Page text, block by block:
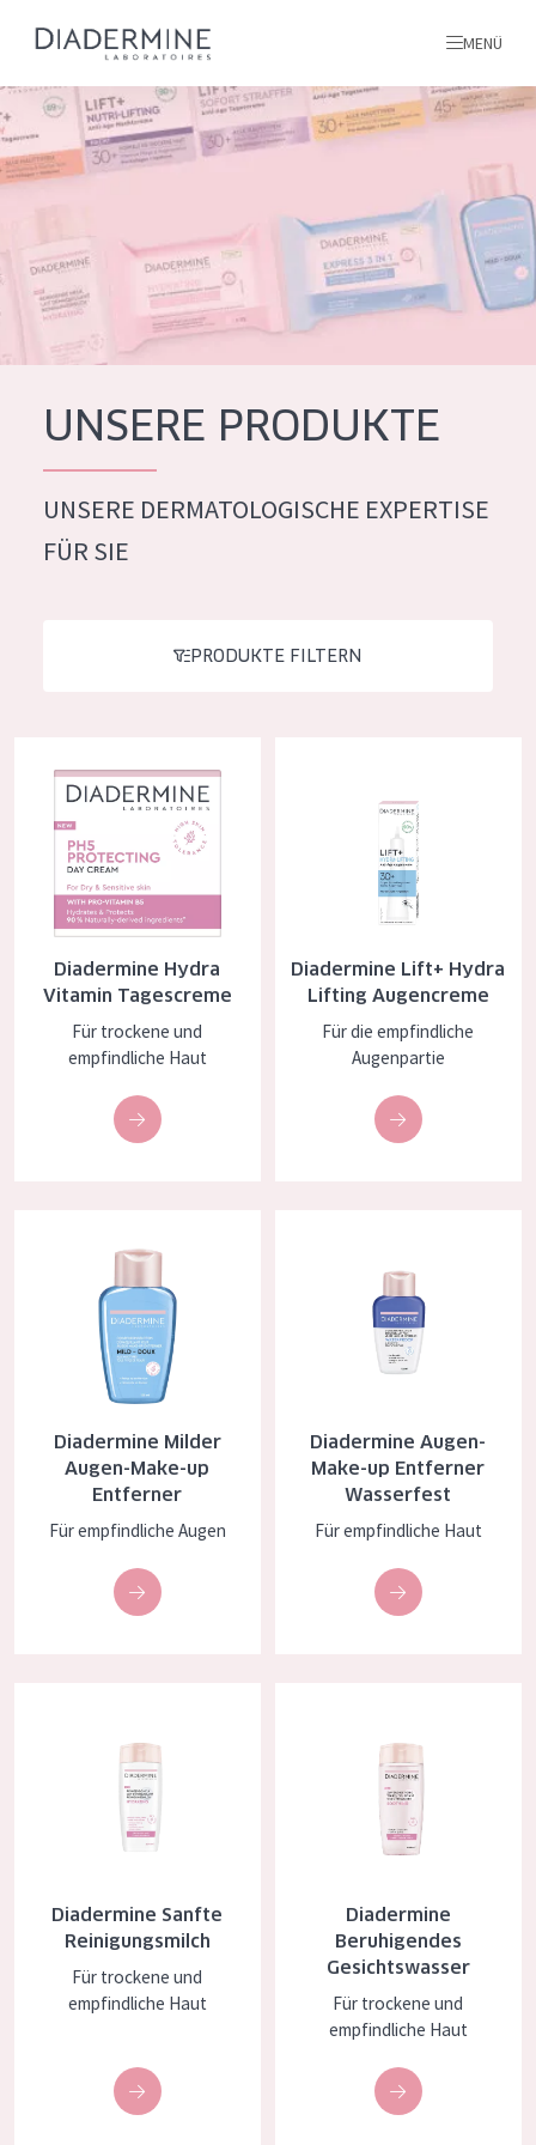
PRODUKTTYP
Feuchtigkeit und Ausstrahlung
Hautregeneration
Tagescreme
Nachtcreme
Augencreme
Serum
Reinigung
PRODUKTLINIE
Essentials
HAUTTYP
Empfindliche Haut
Normale bis trockene Haut
Mischhaut und fettige Haut
Reife Haut
Der Sonne ausgesetzte Haut
ALTER
Jedes alter
ALLE PRODUKTE
Alle produkte
MENÜ
inhaltsstoffe
Über uns
Inspiration
Kontakt
French
UNSERE PRODUKTE
UNSERE DERMATOLOGISCHE EXPERTISE
FÜR SIE
PRODUKTE FILTERN
Diadermine Hydra
Vitamin Tagescreme
Für trockene und
empfindliche Haut
Diadermine Lift+ Hydra
Lifting Augencreme
Für die empfindliche
Augenpartie
Diadermine Milder
Augen-Make-up
Entferner
Für empfindliche Augen
Diadermine Augen-
Make-up Entferner
Wasserfest
Für empfindliche Haut
Diadermine Sanfte
Reinigungsmilch
Für trockene und
empfindliche Haut
Diadermine
Beruhigendes
Gesichtswasser
Für trockene und
empfindliche Haut